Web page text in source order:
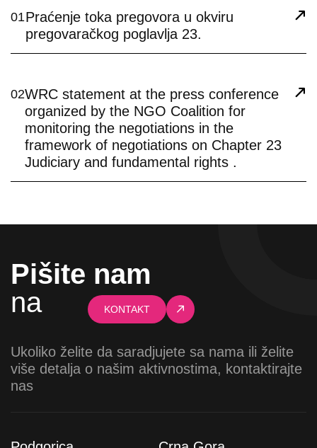
01Praćenje toka pregovora u okviru
pregovaračkog poglavlja 23.
02WRC statement at the press conference
organized by the NGO Coalition for
monitoring the negotiations in the
framework of negotiations on Chapter 23
Judiciary and fundamental rights .
Pišite nam
na
KONTAKT
Ukoliko želite da saradjujete sa nama ili želite
više detalja o našim aktivnostima, kontaktirajte
nas